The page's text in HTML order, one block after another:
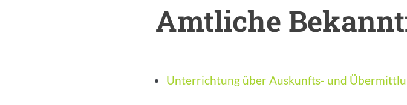
Amtliche
Unterrichtung über Auskunfts- und